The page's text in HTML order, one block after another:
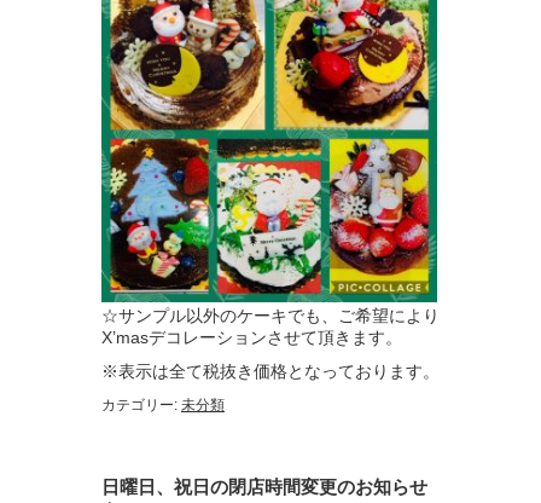
☆サンプル以外のケーキでも、ご希望により
X’masデコレーションさせて頂きます。
※表示は全て税抜き価格となっております。
カテゴリー: 未分類
日曜日、祝日の閉店時間変更のお知らせ